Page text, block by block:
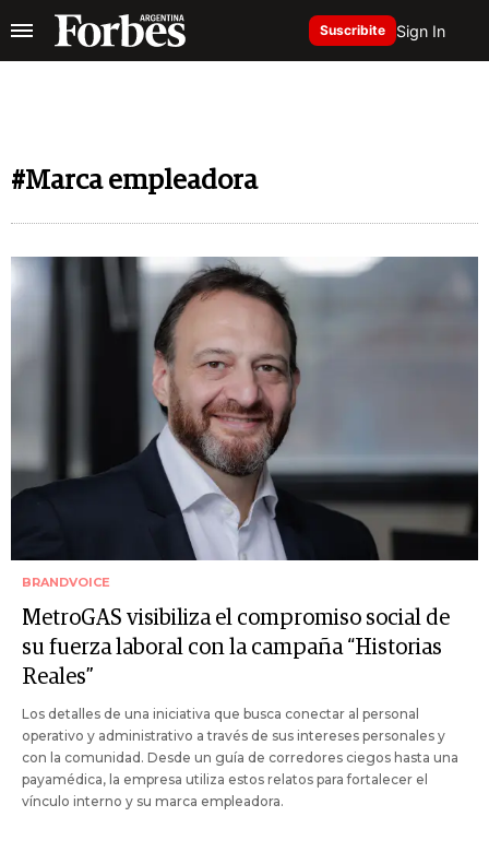
Suscribite Sign In
#Marca empleadora
BRANDVOICE
MetroGAS visibiliza el compromiso social de
su fuerza laboral con la campaña “Historias
Reales”
Los detalles de una iniciativa que busca conectar al personal
operativo y administrativo a través de sus intereses personales y
con la comunidad. Desde un guía de corredores ciegos hasta una
payamédica, la empresa utiliza estos relatos para fortalecer el
vínculo interno y su marca empleadora.